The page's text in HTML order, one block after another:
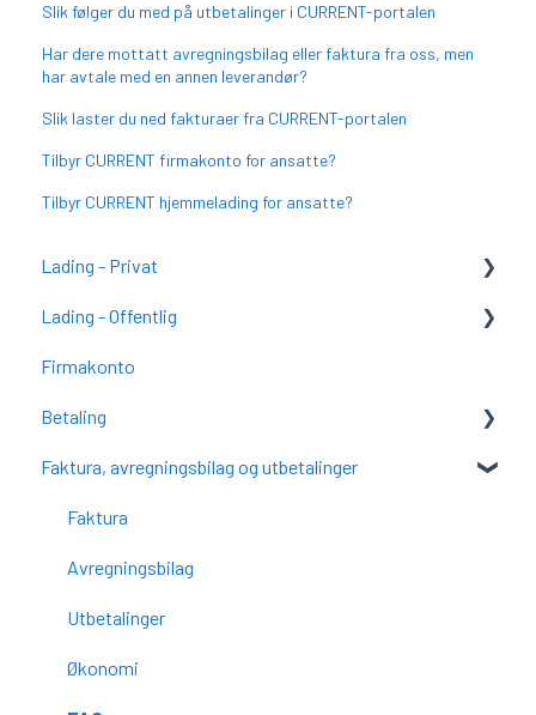
Slik følger du med på utbetalinger i CURRENT-portalen
Har dere mottatt avregningsbilag eller faktura fra oss, men
har avtale med en annen leverandør?
Slik laster du ned fakturaer fra CURRENT-portalen
Tilbyr CURRENT firmakonto for ansatte?
Tilbyr CURRENT hjemmelading for ansatte?
Lading - Privat
Kom i gang med CURRENT Charge (tidligere
Lading - Offentlig
Kom i gang med CURRENT Charge
CURRENT Charge
Vanlige spørsmål
Firmakonto
Betaling
FAQ
Faktura, avregningsbilag og utbetalinger
Faktura
Avregningsbilag
Utbetalinger
Økonomi